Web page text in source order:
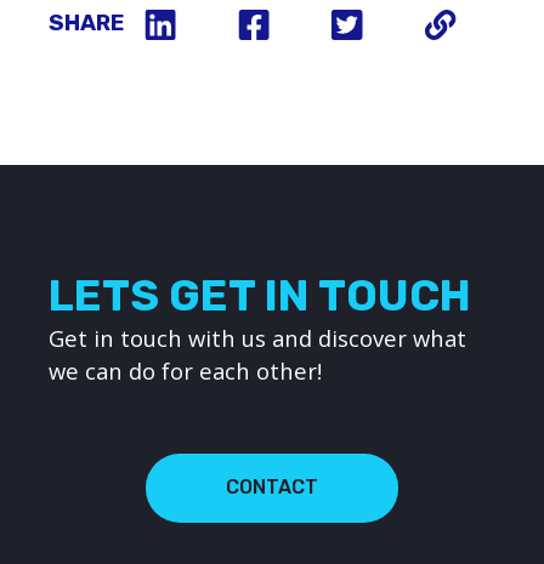
SHARE
LETS GET IN TOUCH
Get in touch with us and discover what
we can do for each other!
CONTACT